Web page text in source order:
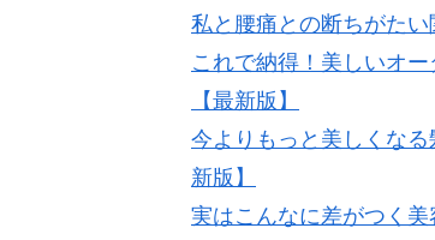
私と腰痛との断ちがたい
これで納得！美しいオ
【最新版】
今よりもっと美しくな
新版】
実はこんなに差がつく